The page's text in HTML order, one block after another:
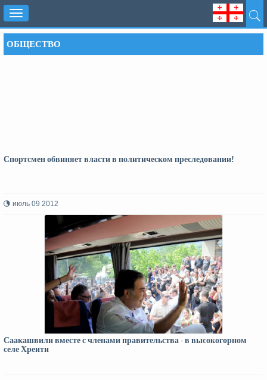
Toggle
navigation
ОБЩЕСТВО
Спортсмен обвиняет власти в политическом преследовании!
июль 09 2012
Саакашвили вместе с членами правительства - в высокогорном
селе Хреити